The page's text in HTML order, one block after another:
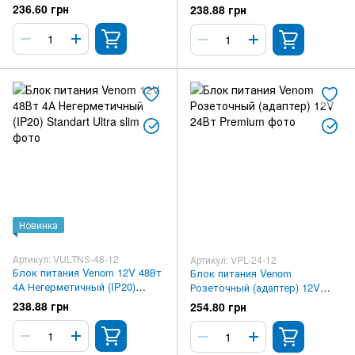
236.60 грн 238.88 грн
Новинка
Артикул: VULTNS-48-12
Блок питания Venom 12V 48Вт
4А Негерметичный (IP20)
Standart Ultra slim
238.88 грн
Артикул: VPL-24-12
Блок питания Venom
Розеточный (адаптер) 12V
24Вт Premium
254.80 грн